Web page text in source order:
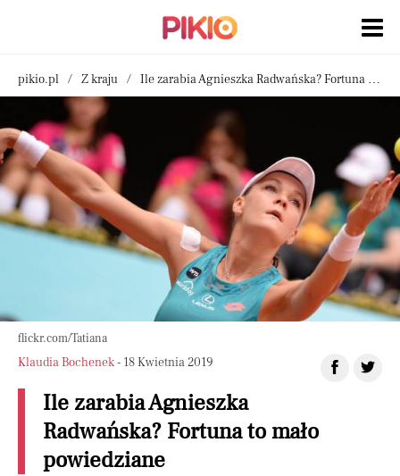
pikio.pl Z kraju Ile zarabia Agnieszka Radwańska? Fortuna to mało powiedziane
flickr.com/Tatiana
Klaudia Bochenek- 18 Kwietnia 2019
Ile zarabia Agnieszka
Radwańska? Fortuna to mało
powiedziane